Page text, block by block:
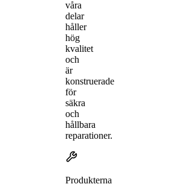
våra
delar
håller
hög
kvalitet
och
är
konstruerade
för
säkra
och
hållbara
reparationer.
Produkterna